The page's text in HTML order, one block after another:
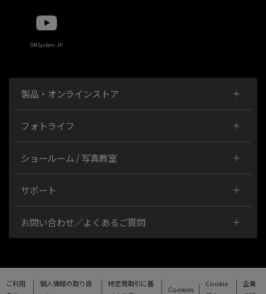
OMSystem JP
製品・オンラインストア
フォトライフ
ショールーム / 写真教室
サポート
お問い合わせ／よくあるご質問
ご利用
個人情報の取り扱
特定商取引に基
Cookies
Cookie
企業